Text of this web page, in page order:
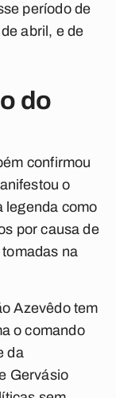
período de
abril, e de
do
confirmou
o
legenda como
por causa de
na
Azevêdo tem
o comando
da
Gervásio